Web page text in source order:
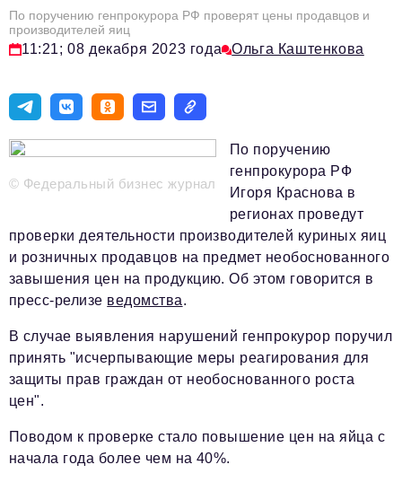
Туризм
Импортозамещение
Эксперты
Авторские материалы
Видео
Электронные почты редакции:
Информационный отдел
info@business-magazine.online
Отдел рекламы
reklama@business-magazine.online
Отдел распространения/редакционная подписка
podpiska@business-magazine.online
partner@business-magazine.online
По поручению генпрокурора РФ проверят цены продавцов и
производителей яиц
11:21; 08 декабря 2023 года Ольга Каштенкова
© Федеральный бизнес журнал
По поручению
генпрокурора РФ
Игоря Краснова в
регионах проведут
проверки деятельности производителей куриных яиц
и розничных продавцов на предмет необоснованного
завышения цен на продукцию. Об этом говорится в
пресс-релизе ведомства.
В случае выявления нарушений генпрокурор поручил
принять "исчерпывающие меры реагирования для
защиты прав граждан от необоснованного роста
цен".
Поводом к проверке стало повышение цен на яйца с
начала года более чем на 40%.